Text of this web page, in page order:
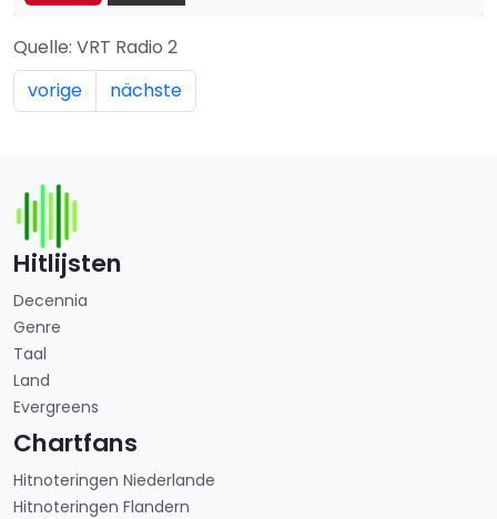
Quelle: VRT Radio 2
vorige
nächste
Hitlijsten
Decennia
Genre
Taal
Land
Evergreens
Chartfans
Hitnoteringen Niederlande
Hitnoteringen Flandern